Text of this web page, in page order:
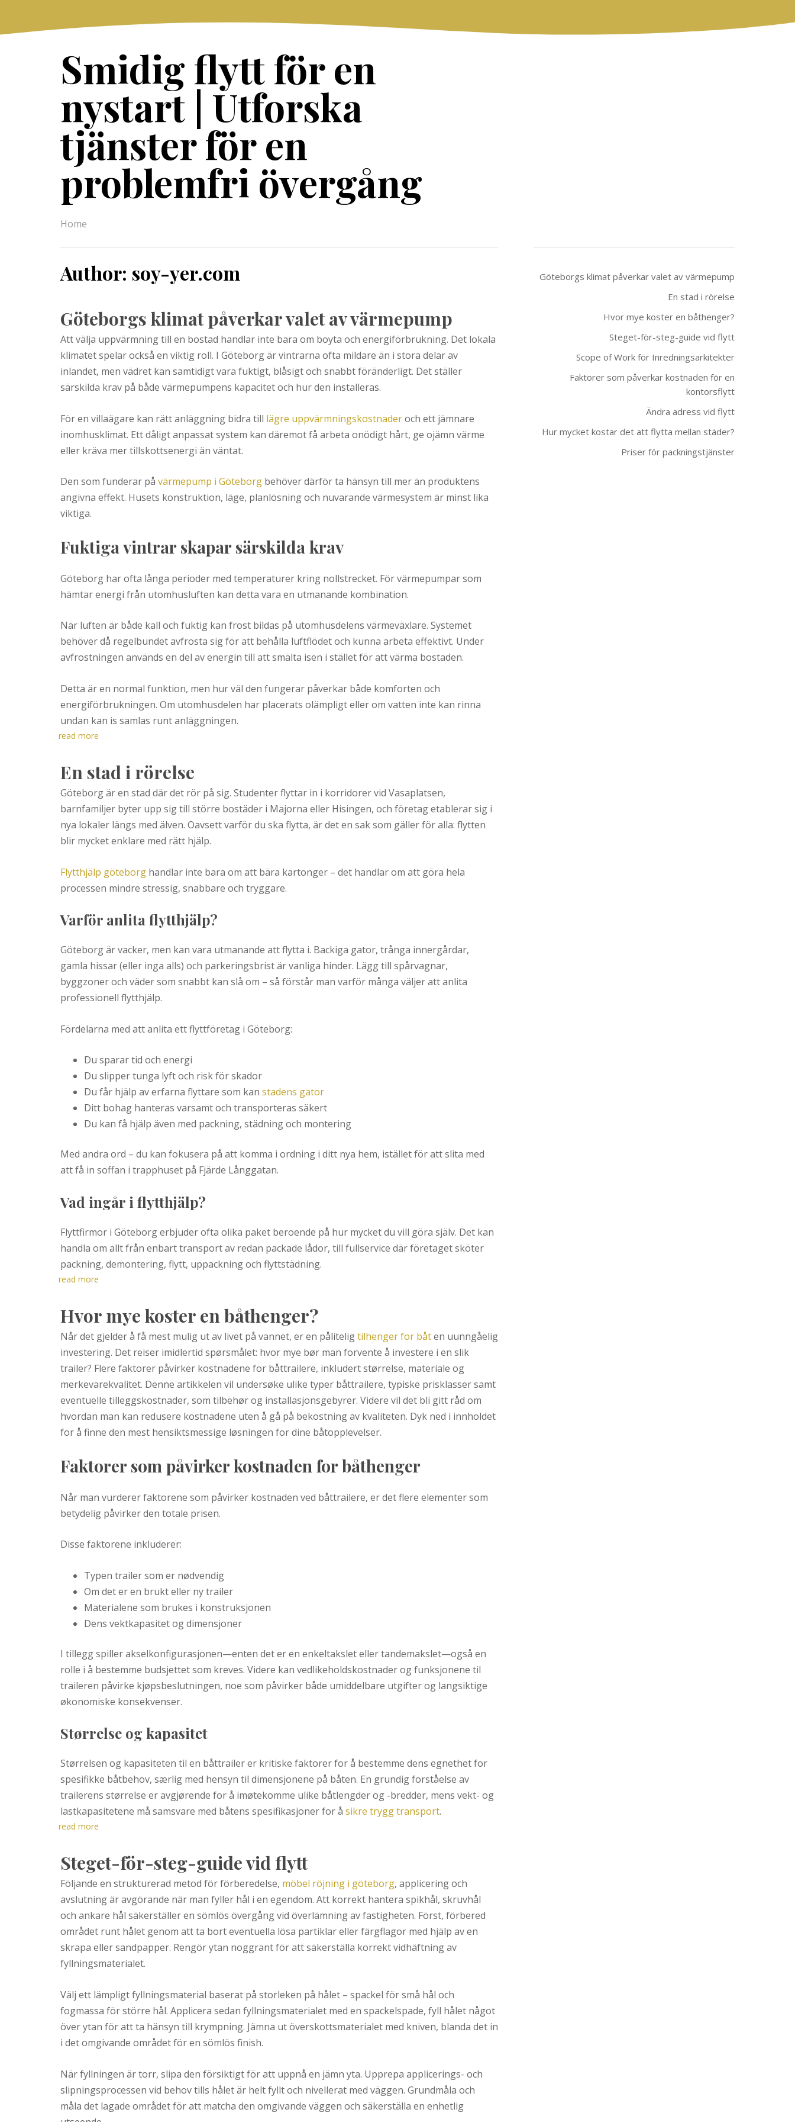
content
Smidig flytt för en
nystart | Utforska
tjänster för en
problemfri övergång
Home
Author: soy-yer.com
Göteborgs klimat påverkar valet av värmepump
Att välja uppvärmning till en bostad handlar inte bara om boyta och energiförbrukning. Det lokala
klimatet spelar också en viktig roll. I Göteborg är vintrarna ofta mildare än i stora delar av
inlandet, men vädret kan samtidigt vara fuktigt, blåsigt och snabbt föränderligt. Det ställer
särskilda krav på både värmepumpens kapacitet och hur den installeras.
För en villaägare kan rätt anläggning bidra till lägre uppvärmningskostnaderoch ett jämnare
inomhusklimat. Ett dåligt anpassat system kan däremot få arbeta onödigt hårt, ge ojämn värme
eller kräva mer tillskottsenergi än väntat.
Den som funderar på värmepump i Göteborg behöver därför ta hänsyn till mer än produktens
angivna effekt. Husets konstruktion, läge, planlösning och nuvarande värmesystem är minst lika
viktiga.
Fuktiga vintrar skapar särskilda krav
Göteborg har ofta långa perioder med temperaturer kring nollstrecket. För värmepumpar som
hämtar energi från utomhusluften kan detta vara en utmanande kombination.
När luften är både kall och fuktig kan frost bildas på utomhusdelens värmeväxlare. Systemet
behöver då regelbundet avfrosta sig för att behålla luftflödet och kunna arbeta effektivt. Under
avfrostningen används en del av energin till att smälta isen i stället för att värma bostaden.
Detta är en normal funktion, men hur väl den fungerar påverkar både komforten och
energiförbrukningen. Om utomhusdelen har placerats olämpligt eller om vatten inte kan rinna
undan kan is samlas runt anläggningen.
read more
En stad i rörelse
Göteborg är en stad där det rör på sig. Studenter flyttar in i korridorer vid Vasaplatsen,
barnfamiljer byter upp sig till större bostäder i Majorna eller Hisingen, och företag etablerar sig i
nya lokaler längs med älven. Oavsett varför du ska flytta, är det en sak som gäller för alla: flytten
blir mycket enklare med rätt hjälp.
Flytthjälp göteborg handlar inte bara om att bära kartonger – det handlar om att göra hela
processen mindre stressig, snabbare och tryggare.
Varför anlita flytthjälp?
Göteborg är vacker, men kan vara utmanande att flytta i. Backiga gator, trånga innergårdar,
gamla hissar (eller inga alls) och parkeringsbrist är vanliga hinder. Lägg till spårvagnar,
byggzoner och väder som snabbt kan slå om – så förstår man varför många väljer att anlita
professionell flytthjälp.
Fördelarna med att anlita ett flyttföretag i Göteborg:
Du sparar tid och energi
Du slipper tunga lyft och risk för skador
Du får hjälp av erfarna flyttare som kan stadens gator
Ditt bohag hanteras varsamt och transporteras säkert
Du kan få hjälp även med packning, städning och montering
Med andra ord – du kan fokusera på att komma i ordning i ditt nya hem, istället för att slita med
att få in soffan i trapphuset på Fjärde Långgatan.
Vad ingår i flytthjälp?
Flyttfirmor i Göteborg erbjuder ofta olika paket beroende på hur mycket du vill göra själv. Det kan
handla om allt från enbart transport av redan packade lådor, till fullservice där företaget sköter
packning, demontering, flytt, uppackning och flyttstädning.
read more
Hvor mye koster en båthenger?
Når det gjelder å få mest mulig ut av livet på vannet, er en påliteligtilhenger for båten uunngåelig
investering. Det reiser imidlertid spørsmålet: hvor mye bør man forvente å investere i en slik
trailer? Flere faktorer påvirker kostnadene for båttrailere, inkludert størrelse, materiale og
merkevarekvalitet. Denne artikkelen vil undersøke ulike typer båttrailere, typiske prisklasser samt
eventuelle tilleggskostnader, som tilbehør og installasjonsgebyrer. Videre vil det bli gitt råd om
hvordan man kan redusere kostnadene uten å gå på bekostning av kvaliteten. Dyk ned i innholdet
for å finne den mest hensiktsmessige løsningen for dine båtopplevelser.
Faktorer som påvirker kostnaden for båthenger
Når man vurderer faktorene som påvirker kostnaden ved båttrailere, er det flere elementer som
betydelig påvirker den totale prisen.
Disse faktorene inkluderer:
Typen trailer som er nødvendig
Om det er en brukt eller ny trailer
Materialene som brukes i konstruksjonen
Dens vektkapasitet og dimensjoner
I tillegg spiller akselkonfigurasjonen—enten det er en enkeltakslet eller tandemakslet—også en
rolle i å bestemme budsjettet som kreves. Videre kan vedlikeholdskostnader og funksjonene til
traileren påvirke kjøpsbeslutningen, noe som påvirker både umiddelbare utgifter og langsiktige
økonomiske konsekvenser.
Størrelse og kapasitet
Størrelsen og kapasiteten til en båttrailer er kritiske faktorer for å bestemme dens egnethet for
spesifikke båtbehov, særlig med hensyn til dimensjonene på båten. En grundig forståelse av
trailerens størrelse er avgjørende for å imøtekomme ulike båtlengder og -bredder, mens vekt- og
lastkapasitetene må samsvare med båtens spesifikasjoner for å sikre trygg transport.
read more
Steget-för-steg-guide vid flytt
Följande en strukturerad metod för förberedelse, möbel röjning i göteborg, applicering och
avslutning är avgörande när man fyller hål i en egendom. Att korrekt hantera spikhål, skruvhål
och ankare hål säkerställer en sömlös övergång vid överlämning av fastigheten. Först, förbered
området runt hålet genom att ta bort eventuella lösa partiklar eller färgflagor med hjälp av en
skrapa eller sandpapper. Rengör ytan noggrant för att säkerställa korrekt vidhäftning av
fyllningsmaterialet.
Välj ett lämpligt fyllningsmaterial baserat på storleken på hålet – spackel för små hål och
fogmassa för större hål. Applicera sedan fyllningsmaterialet med en spackelspade, fyll hålet något
över ytan för att ta hänsyn till krympning. Jämna ut överskottsmaterialet med kniven, blanda det in
i det omgivande området för en sömlös finish.
När fyllningen är torr, slipa den försiktigt för att uppnå en jämn yta. Upprepa applicerings- och
slipningsprocessen vid behov tills hålet är helt fyllt och nivellerat med väggen. Grundmåla och
måla det lagade området för att matcha den omgivande väggen och säkerställa en enhetlig
Göteborgs klimat påverkar valet av värmepump
En stad i rörelse
Hvor mye koster en båthenger?
Steget-för-steg-guide vid flytt
Scope of Work för Inredningsarkitekter
Faktorer som påverkar kostnaden för en
kontorsflytt
Ändra adress vid flytt
Hur mycket kostar det att flytta mellan städer?
Priser för packningstjänster